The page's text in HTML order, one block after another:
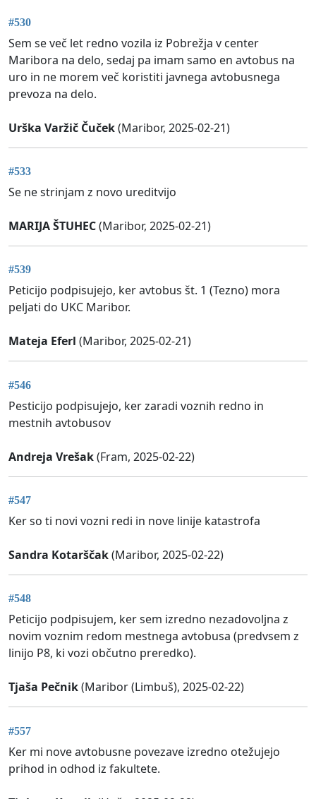
#530
Sem se več let redno vozila iz Pobrežja v center
Maribora na delo, sedaj pa imam samo en avtobus na
uro in ne morem več koristiti javnega avtobusnega
prevoza na delo.
Urška Varžič Čuček(Maribor, 2025-02-21)
#533
Se ne strinjam z novo ureditvijo
MARIJA ŠTUHEC(Maribor, 2025-02-21)
#539
Peticijo podpisujejo, ker avtobus št. 1 (Tezno) mora
peljati do UKC Maribor.
Mateja Eferl (Maribor, 2025-02-21)
#546
Pesticijo podpisujejo, ker zaradi voznih redno in
mestnih avtobusov
Andreja Vrešak(Fram, 2025-02-22)
#547
Ker so ti novi vozni redi in nove linije katastrofa
Sandra Kotarščak(Maribor, 2025-02-22)
#548
Peticijo podpisujem, ker sem izredno nezadovoljna z
novim voznim redom mestnega avtobusa (predvsem z
linijo P8, ki vozi občutno preredko).
Tjaša Pečnik(Maribor (Limbuš), 2025-02-22)
#557
Ker mi nove avtobusne povezave izredno otežujejo
prihod in odhod iz fakultete.